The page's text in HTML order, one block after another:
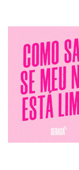
Perguntas
Qual aplicativo
Quando o CPF
Como ver
CPF?